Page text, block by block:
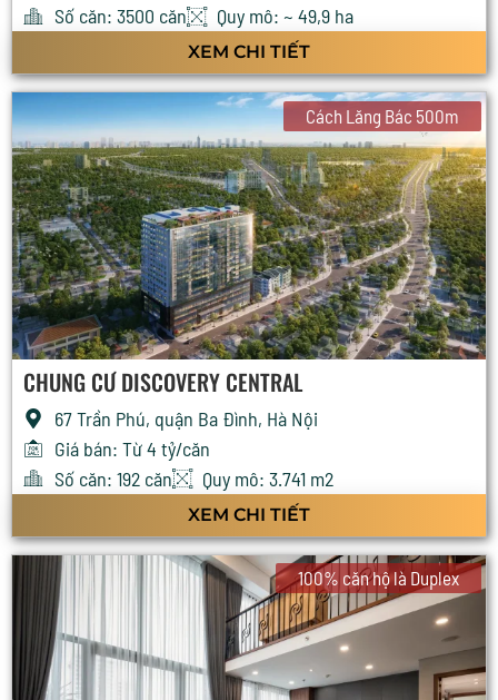
Số căn: 3500 căn
Quy mô: ~ 49,9 ha
XEM CHI TIẾT
Cách Lăng Bác 500m
CHUNG CƯ DISCOVERY CENTRAL
67 Trần Phú, quận Ba Đình, Hà Nội
Giá bán: Từ 4 tỷ/căn
Số căn: 192 căn
Quy mô: 3.741 m2
XEM CHI TIẾT
100% căn hộ là Duplex